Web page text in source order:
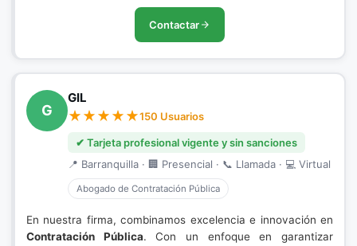
Contactar
G
GIL
150 Usuarios
✔ Tarjeta profesional vigente y sin sanciones
📍 Barranquilla · 🏢 Presencial · 📞 Llamada · 💻 Virtual
Abogado de Contratación Pública
En nuestra firma, combinamos excelencia e innovación en
Contratación Pública. Con un enfoque en garantizar